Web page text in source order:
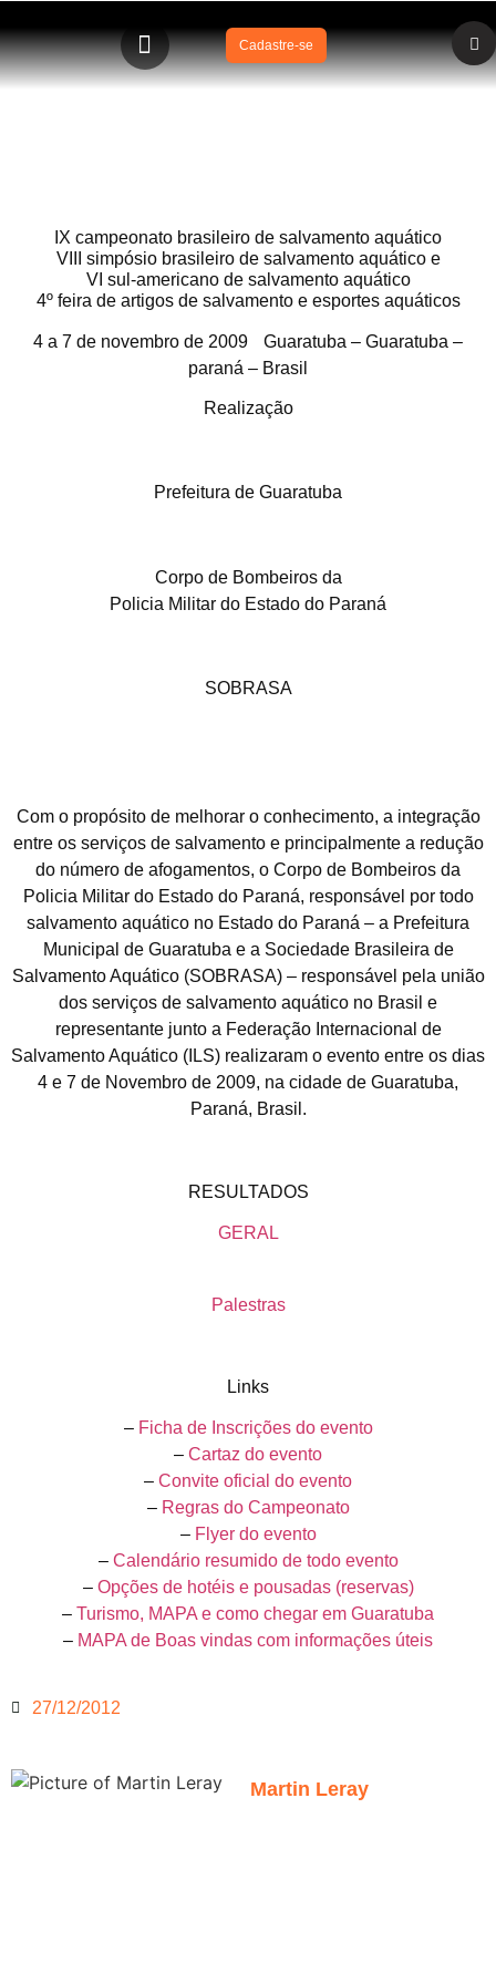
Cadastre-se
Paraná – Guaratuba – 2009
IX campeonato brasileiro de salvamento aquático
VIII simpósio brasileiro de salvamento aquático e
VI sul-americano de salvamento aquático
4º feira de artigos de salvamento e esportes aquáticos
4 a 7 de novembro de 2009 Guaratuba – Guaratuba –
paraná – Brasil
Realização
Prefeitura de Guaratuba
Corpo de Bombeiros da
Policia Militar do Estado do Paraná
SOBRASA
Com o propósito de melhorar o conhecimento, a integração
entre os serviços de salvamento e principalmente a redução
do número de afogamentos, o Corpo de Bombeiros da
Policia Militar do Estado do Paraná, responsável por todo
salvamento aquático no Estado do Paraná – a Prefeitura
Municipal de Guaratuba e a Sociedade Brasileira de
Salvamento Aquático (SOBRASA) – responsável pela união
dos serviços de salvamento aquático no Brasil e
representante junto a Federação Internacional de
Salvamento Aquático (ILS) realizaram o evento entre os dias
4 e 7 de Novembro de 2009, na cidade de Guaratuba,
Paraná, Brasil.
RESULTADOS
GERAL
Palestras
Links
– Ficha de Inscrições do evento
– Cartaz do evento
– Convite oficial do evento
– Regras do Campeonato
– Flyer do evento
– Calendário resumido de todo evento
– Opções de hotéis e pousadas (reservas)
– Turismo, MAPA e como chegar em Guaratuba
– MAPA de Boas vindas com informações úteis
27/12/2012
Martin Leray